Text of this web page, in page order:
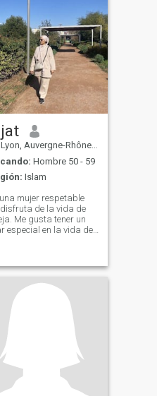
Lyon, Auvergne-Rhône-Alpes, Francia
Hombre 50 - 59
Islam
mujer respetable
de la vida de
Me gusta tener un
especial en la vida de